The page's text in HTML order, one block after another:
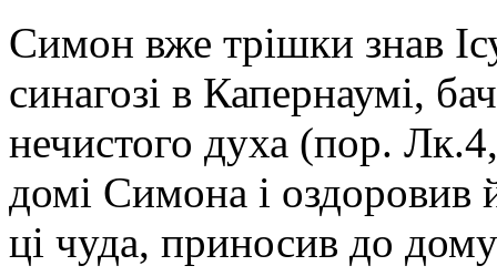
Симон вже трішки знав
синагозі в Капернаумі,
нечистого духа (пор.
домі Симона і оздоровив
ці чуда, приносив до